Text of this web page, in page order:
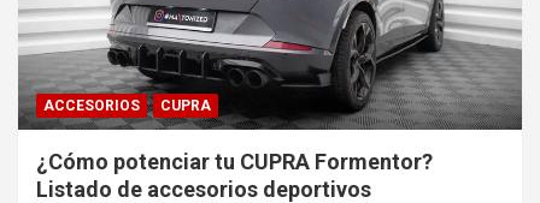
ACCESORIOS CUPRA
¿Cómo potenciar tu CUPRA Formentor?
Listado de accesorios deportivos